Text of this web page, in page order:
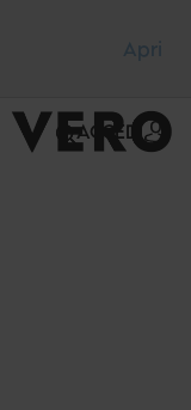
Apri
ACCEDI